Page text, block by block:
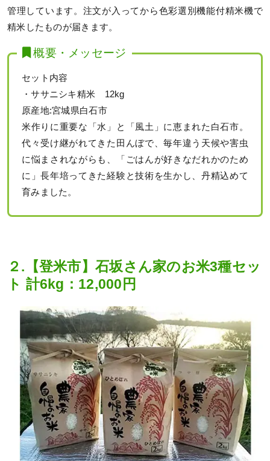
管理しています。注文が入ってから色彩選別機能付精米機で
精米したものが届きます。
概要・メッセージ
セット内容
・ササニシキ精米 12kg
原産地:宮城県白石市
米作りに重要な「水」と「風土」に恵まれた白石市。
代々受け継がれてきた田んぼで、毎年違う天候や害虫
に悩まされながらも、「ごはんが好きなだれかのため
に」長年培ってきた経験と技術を生かし、丹精込めて
育みました。
２.【登米市】石坂さん家のお米3種セッ
ト 計6kg：12,000円